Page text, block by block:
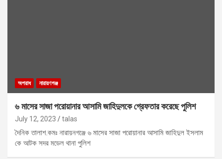
অপরাধ নারায়ণগঞ্জ
৬ মাসের সাজা পরোয়ানার আসামি জাহিদুলকে গ্রেফতার করেছে পুলিশ
July 12, 2023 talas
দৈনিক তালাশ.কমঃ নারায়নগঞ্জে ৬ মাসের সাজা পরোয়ানার আসামি জাহিদুল ইসলাম
কে আটক সদর মডেল থানা পুলিশ